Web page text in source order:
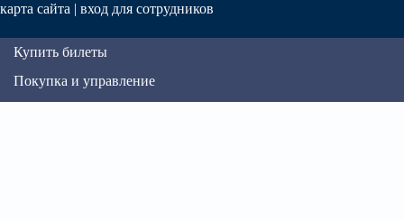
карта сайта | вход для сотрудников
Купить билеты
Покупка и управление